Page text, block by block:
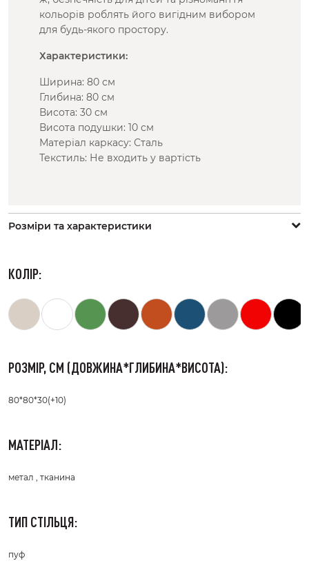
кольорів роблять його вигідним вибором
для будь-якого простору.
Характеристики:
Ширина: 80 см
Глибина: 80 см
Висота: 30 см
Висота подушки: 10 см
Матеріал каркасу: Сталь
Текстиль: Не входить у вартість
Розмiри та характеристики
КОЛІР:
РОЗМІР, СМ (ДОВЖИНА*ГЛИБИНА*ВИСОТА):
80*80*30(+10)
МАТЕРІАЛ:
метал , тканина
ТИП СТІЛЬЦЯ:
пуф